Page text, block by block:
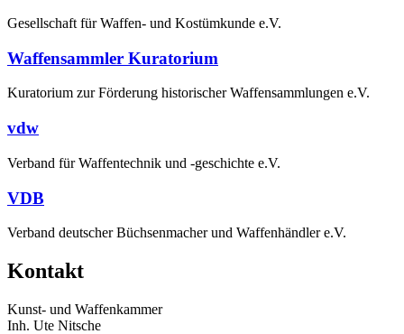
Gesellschaft für Waffen- und Kostümkunde e.V.
Waffensammler Kuratorium
Kuratorium zur Förderung historischer Waffensammlungen e.V.
vdw
Verband für Waffentechnik und -geschichte e.V.
VDB
Verband deutscher Büchsenmacher und Waffenhändler e.V.
Kontakt
Kunst- und Waffenkammer
Inh. Ute Nitsche